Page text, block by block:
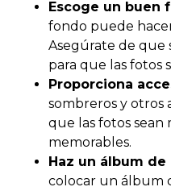
Escoge un buen
fondo puede
Asegúrate de que
para que las fotos
Proporciona
sombreros y otros
que las fotos sean
memorables.
Haz un álbum
colocar un álbum